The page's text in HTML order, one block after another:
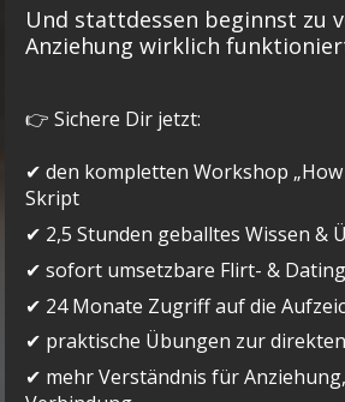
Und stattdessen beginnst zu
Anziehung wirklich
👉 Sichere Dir jetzt:
✔ den kompletten Workshop „How
Skript
✔ 2,5 Stunden geballtes Wissen &
✔ sofort umsetzbare Flirt- &
✔ 24 Monate Zugriff auf die
✔ praktische Übungen zur
✔ mehr Verständnis für